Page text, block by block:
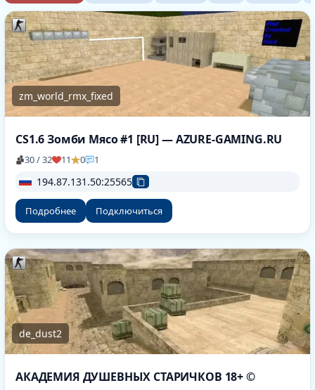
zm_world_rmx_fixed
CS1.6 Зомби Мясо #1 [RU] — AZURE-GAMING.RU
30 / 32 11 0 1
194.87.131.50:25565
Подробнее Подключиться
de_dust2
АКАДЕМИЯ ДУШЕВНЫХ СТАРИЧКОВ 18+ ©